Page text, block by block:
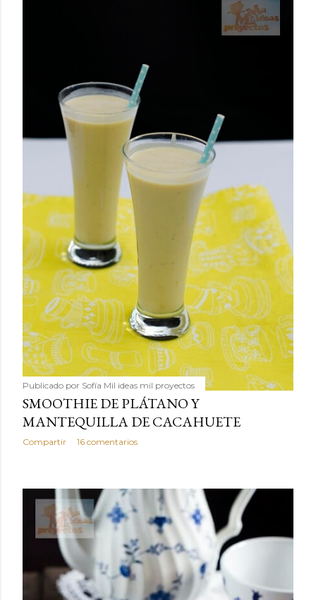
Publicado por Sofía Mil ideas mil proyectos
SMOOTHIE DE PLÁTANO Y
MANTEQUILLA DE CACAHUETE
Compartir 16 comentarios